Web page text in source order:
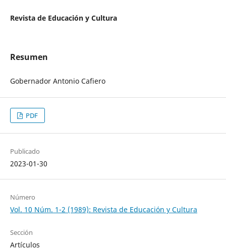
Revista de Educación y Cultura
Resumen
Gobernador Antonio Cafiero
PDF
Publicado
2023-01-30
Número
Vol. 10 Núm. 1-2 (1989): Revista de Educación y Cultura
Sección
Artículos